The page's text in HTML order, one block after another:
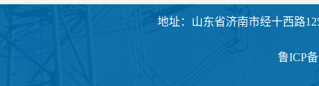
地址：山东省济南市经十西路
鲁ICP